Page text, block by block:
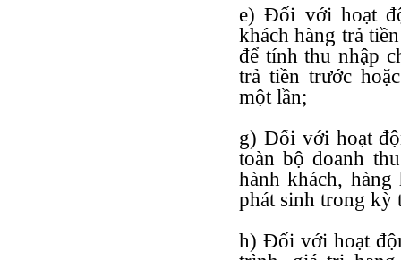
e) Đối với hoạt
khách hàng trả
để tính thu nhập
trả tiền trước
một lần;
g) Đối với hoạt
toàn bộ doanh
hành khách,
phát sinh trong kỳ
h) Đối với hoạt